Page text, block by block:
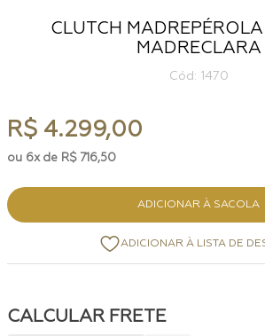
CLUTCH
MADRECLARA
: 1470
R$ 4.299,00
6 R$ 716,50
ADICIONAR À SACOLA